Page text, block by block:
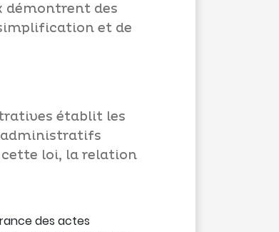
démontrent des
et de
établit les
administratifs
loi, la relation
des actes